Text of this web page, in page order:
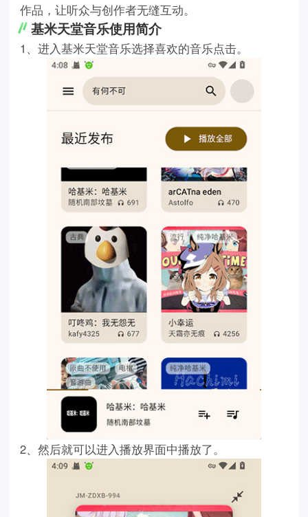
作品，让听众与创作者无缝互动。
基米天堂音乐使用简介
1、进入基米天堂音乐选择喜欢的音乐点击。
2、然后就可以进入播放界面中播放了。